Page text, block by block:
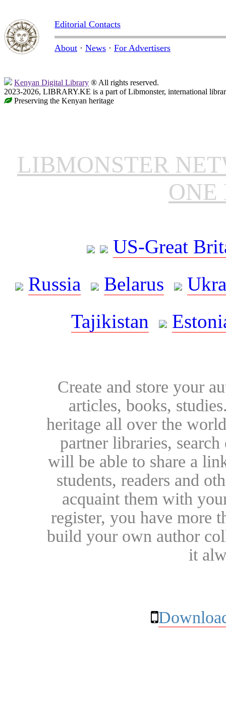
Editorial Contacts
About · News · For Advertisers
Kenyan Digital Library ® All rights reserved.
2023-2026, LIBRARY.KE is a part of Libmonster, international
Preserving the Kenyan heritage
LIBMONSTER
ONE
US-Great
Russia
Belarus
Tajikistan
Create and store your
articles, books,
heritage all over the
partner libraries,
will be able to share a
students, readers and
acquaint them with
register, you have more
build your own author
it